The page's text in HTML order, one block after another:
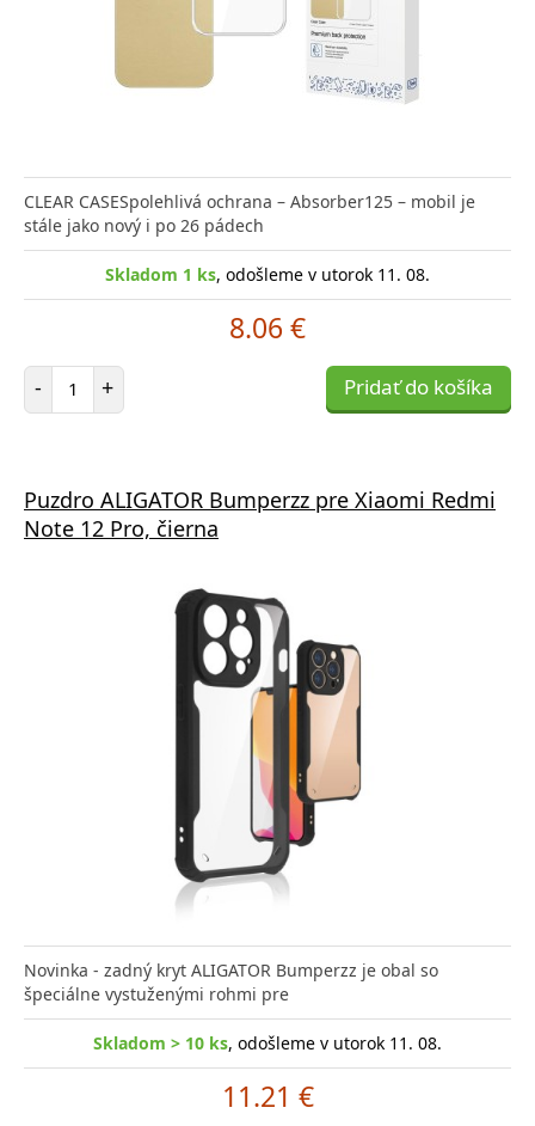
CLEAR CASESpolehlivá ochrana – Absorber125 – mobil je
stále jako nový i po 26 pádech
Skladom 1 ks, odošleme v utorok 11. 08.
8.06 €
- Počet položiek
+ Pridať do košíka
Puzdro ALIGATOR Bumperzz pre Xiaomi Redmi
Note 12 Pro, čierna
Novinka - zadný kryt ALIGATOR Bumperzz je obal so
špeciálne vystuženými rohmi pre
Skladom > 10 ks, odošleme v utorok 11. 08.
11.21 €